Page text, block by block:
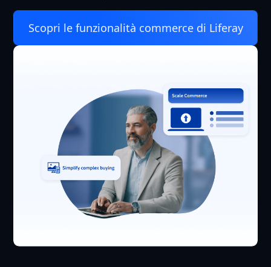
Scopri le funzionalità commerce di Liferay